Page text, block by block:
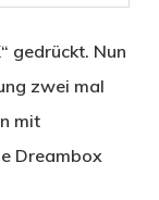
gedrückt. Nun
zwei mal
mit
Dreambox